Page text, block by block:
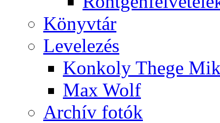
Könyv­tár
Le­ve­le­zés
Kon­koly The­ge
Max Wolf
Ar­chív fo­tók